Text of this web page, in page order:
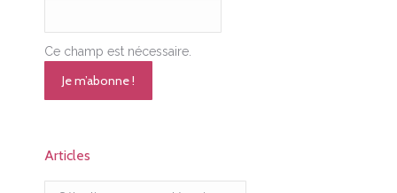
Ce champ est nécessaire.
Articles
Articles